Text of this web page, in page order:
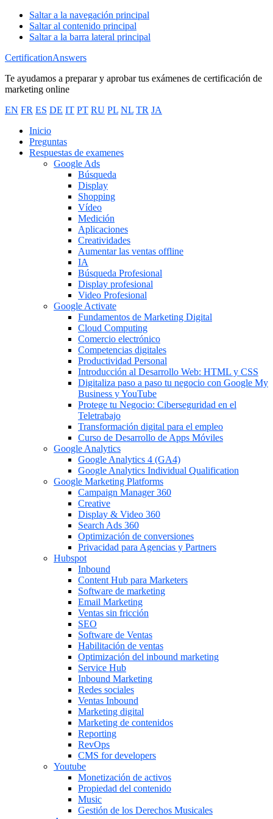
Saltar a la navegación principal
Saltar al contenido principal
Saltar a la barra lateral principal
CertificationAnswers
Te ayudamos a preparar y aprobar tus exámenes de certificación de
marketing online
EN FR ES DE IT PT RU PL NL TR JA
Inicio
Preguntas
Respuestas de examenes
Google Ads
Búsqueda
Display
Shopping
Vídeo
Medición
Aplicaciones
Creatividades
Aumentar las ventas offline
IA
Búsqueda Profesional
Display profesional
Video Profesional
Google Activate
Fundamentos de Marketing Digital
Cloud Computing
Comercio electrónico
Competencias digitales
Productividad Personal
Introducción al Desarrollo Web: HTML y CSS
Digitaliza paso a paso tu negocio con Google My
Business y YouTube
Protege tu Negocio: Ciberseguridad en el
Teletrabajo
Transformación digital para el empleo
Curso de Desarrollo de Apps Móviles
Google Analytics
Google Analytics 4 (GA4)
Google Analytics Individual Qualification
Google Marketing Platforms
Campaign Manager 360
Creative
Display & Video 360
Search Ads 360
Optimización de conversiones
Privacidad para Agencias y Partners
Hubspot
Inbound
Content Hub para Marketers
Software de marketing
Email Marketing
Ventas sin fricción
SEO
Software de Ventas
Habilitación de ventas
Optimización del inbound marketing
Service Hub
Inbound Marketing
Redes sociales
Ventas Inbound
Marketing digital
Marketing de contenidos
Reporting
RevOps
CMS for developers
Youtube
Monetización de activos
Propiedad del contenido
Music
Gestión de los Derechos Musicales